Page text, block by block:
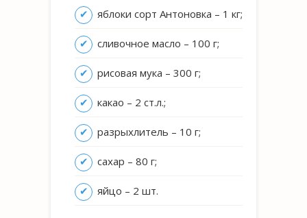
яблоки сорт Антоновка – 1 кг;
сливочное масло – 100 г;
рисовая мука – 300 г;
какао – 2 ст.л.;
разрыхлитель – 10 г;
сахар – 80 г;
яйцо – 2 шт.